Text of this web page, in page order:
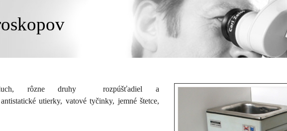
rôzne druhy rozpúšťadiel a
utierky, vatové tyčinky, jemné štetce,